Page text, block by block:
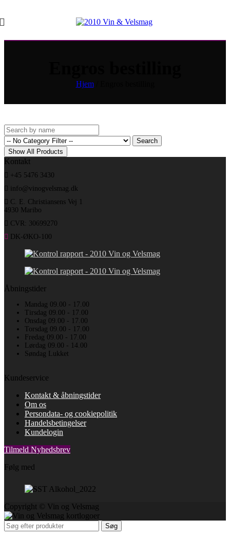
Hjem/
Kontakt
+45 5476 3430
info@vinogvelsmag.dk
C. E. Christiansens Vej 1
4930 Maribo
CVR: 30699270
DK-ØKO-100
Åbningstider
Mandag 09.00 - 17.00
Tirsdag 09.00 - 17.00
Onsdag 09.00 - 17.00
Torsdag 09.00 - 17.00
Fredag 09.00 - 17.00
Lørdag 09.00 - 14.00
Søndag Lukket
Kundeservice
Kontakt & åbningstider
Om os
Persondata- og cookiepolitik
Handelsbetingelser
Kundelogin
Tilmeld Nyhedsbrev
Følg med
Copyright © Vin og Velsmag
Søg